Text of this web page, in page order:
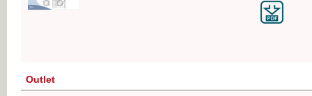
Outlet